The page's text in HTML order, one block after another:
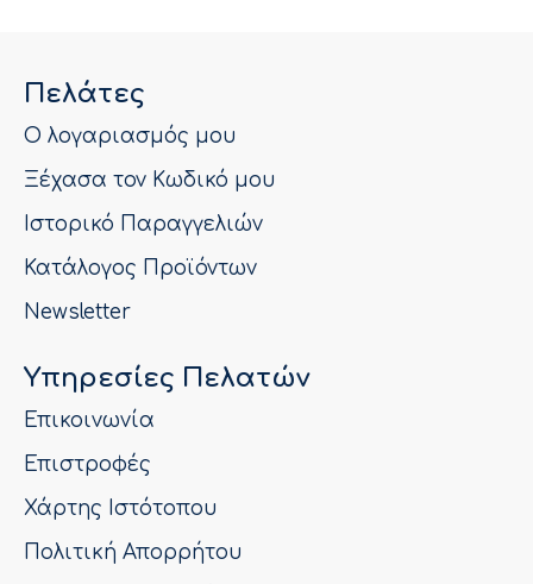
Πελάτες
Ο λογαριασμός μου
Ξέχασα τον Κωδικό μου
Ιστορικό Παραγγελιών
Κατάλογος Προϊόντων
Newsletter
Υπηρεσίες Πελατών
Επικοινωνία
Επιστροφές
Χάρτης Ιστότοπου
Πολιτική Απορρήτου